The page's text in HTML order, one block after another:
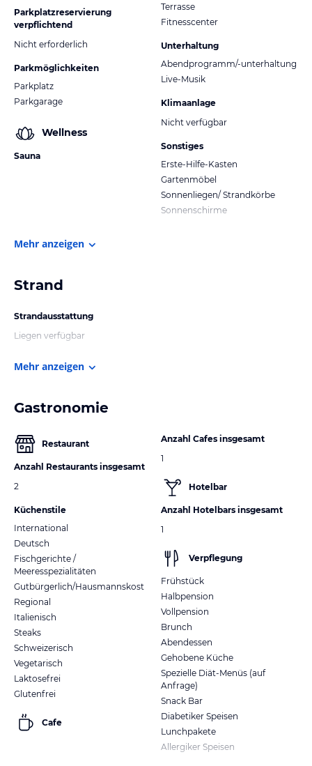
Parkplatzreservierung
verpflichtend
Nicht erforderlich
Parkmöglichkeiten
Parkplatz
Parkgarage
Wellness
Sauna
Terrasse
Fitnesscenter
Unterhaltung
Abendprogramm/-unterhaltung
Live-Musik
Klimaanlage
Nicht verfügbar
Sonstiges
Erste-Hilfe-Kasten
Gartenmöbel
Sonnenliegen/ Strandkörbe
Sonnenschirme
Mehr anzeigen
Strand
Strandausstattung
Liegen verfügbar
Mehr anzeigen
Gastronomie
Restaurant
Anzahl Restaurants insgesamt
2
Küchenstile
International
Deutsch
Fischgerichte /
Meeresspezialitäten
Gutbürgerlich/Hausmannskost
Regional
Italienisch
Steaks
Schweizerisch
Vegetarisch
Laktosefrei
Glutenfrei
Cafe
Anzahl Cafes insgesamt
1
Hotelbar
Anzahl Hotelbars insgesamt
1
Verpflegung
Frühstück
Halbpension
Vollpension
Brunch
Abendessen
Gehobene Küche
Spezielle Diät-Menüs (auf
Anfrage)
Snack Bar
Diabetiker Speisen
Lunchpakete
Allergiker Speisen